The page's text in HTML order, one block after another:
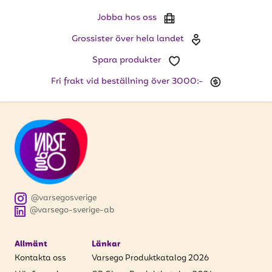
Ange din e-postadress nedan för att ta del av våra
nyheter och erbjudanden.
PRENUMERERA
Jobba hos oss
Grossister över hela landet
Spara produkter
Fri frakt vid beställning över 3000:-
@varsego-sverige-ab
@varsegosverige
Allmänt
Kontakta oss
Länkar
Varsego Produktkatalog 2026